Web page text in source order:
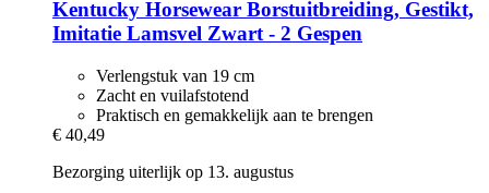
Kentucky Horsewear Borstuitbreiding, Gestikt,
Imitatie Lamsvel Zwart -​ 2 Gespen
Verlengstuk van 19 cm
Zacht en vuilafstotend
Praktisch en gemakkelijk aan te brengen
€ 40,49
Bezorging uiterlijk op 13. augustus